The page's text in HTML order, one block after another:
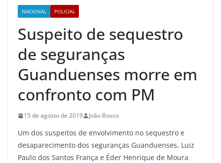
NACIONAL POLICIAL
Suspeito de sequestro
de seguranças
Guanduenses morre em
confronto com PM
15 de agosto de 2019 João Bosco
Um dos suspeitos de envolvimento no sequestro e
desaparecimento dos seguranças Guanduenses, Luiz
Paulo dos Santos França e Éder Henrique de Moura